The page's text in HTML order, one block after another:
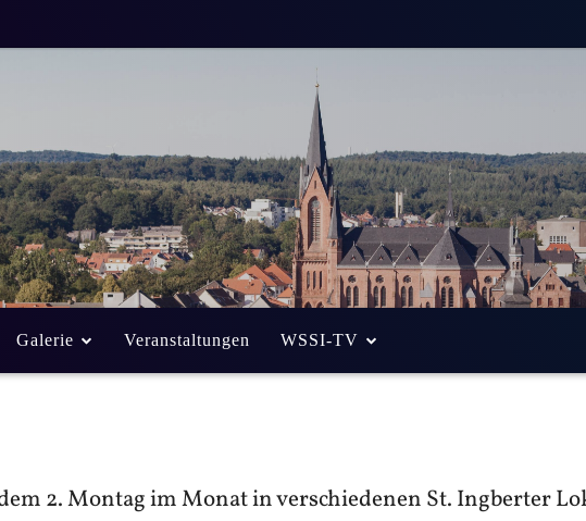
Galerie Veranstaltungen WSSI-TV
2. Montag im Monat in verschiedenen St. Ingberter